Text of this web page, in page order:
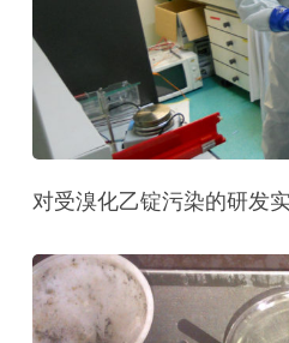
对受溴化乙锭污染的研发